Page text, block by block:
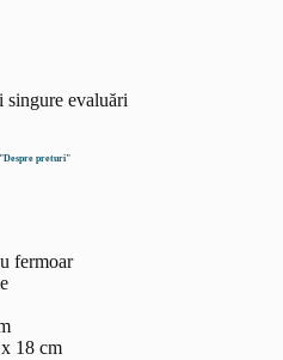
singure evaluări
"Despre preturi"
fermoar
18 cm